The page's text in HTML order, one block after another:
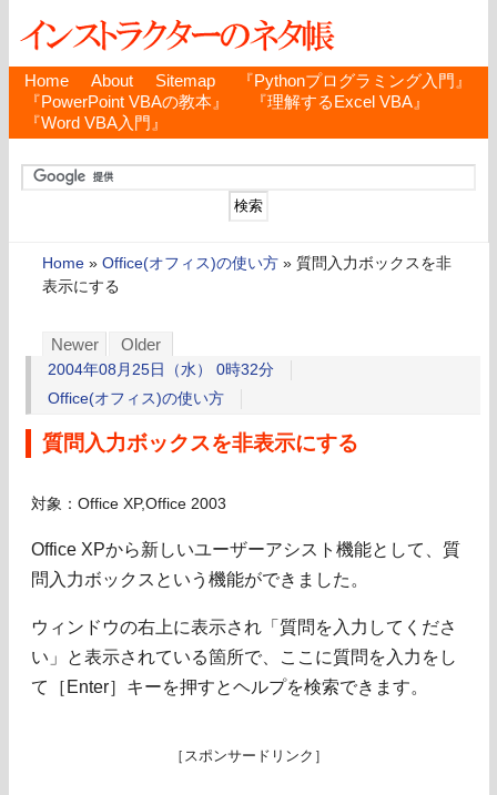
Home About Sitemap
『Pythonプログラミング入門』
『PowerPoint VBAの教本』
『理解するExcel VBA』
『Word VBA入門』
Home » Office(オフィス)の使い方 » 質問入力ボックスを非
表示にする
Newer Older
2004年08月25日（水） 0時32分
Office(オフィス)の使い方
質問入力ボックスを非表示にする
対象：Office XP,Office 2003
Office XPから新しいユーザーアシスト機能として、質
問入力ボックスという機能ができました。
ウィンドウの右上に表示され「質問を入力してくださ
い」と表示されている箇所で、ここに質問を入力をし
て［Enter］キーを押すとヘルプを検索できます。
［スポンサードリンク］